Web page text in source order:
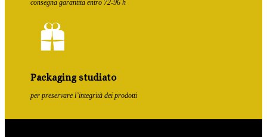
consegna garantita entro 72-96 h
Packaging studiato
per preservare l’integrità dei prodotti